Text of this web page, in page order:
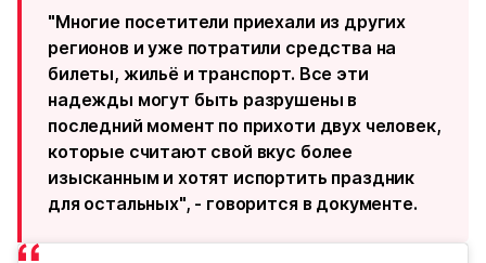
"Многие посетители приехали из других
регионов и уже потратили средства на
билеты, жильё и транспорт. Все эти
надежды могут быть разрушены в
последний момент по прихоти двух человек,
которые считают свой вкус более
изысканным и хотят испортить праздник
для остальных", - говорится в документе.